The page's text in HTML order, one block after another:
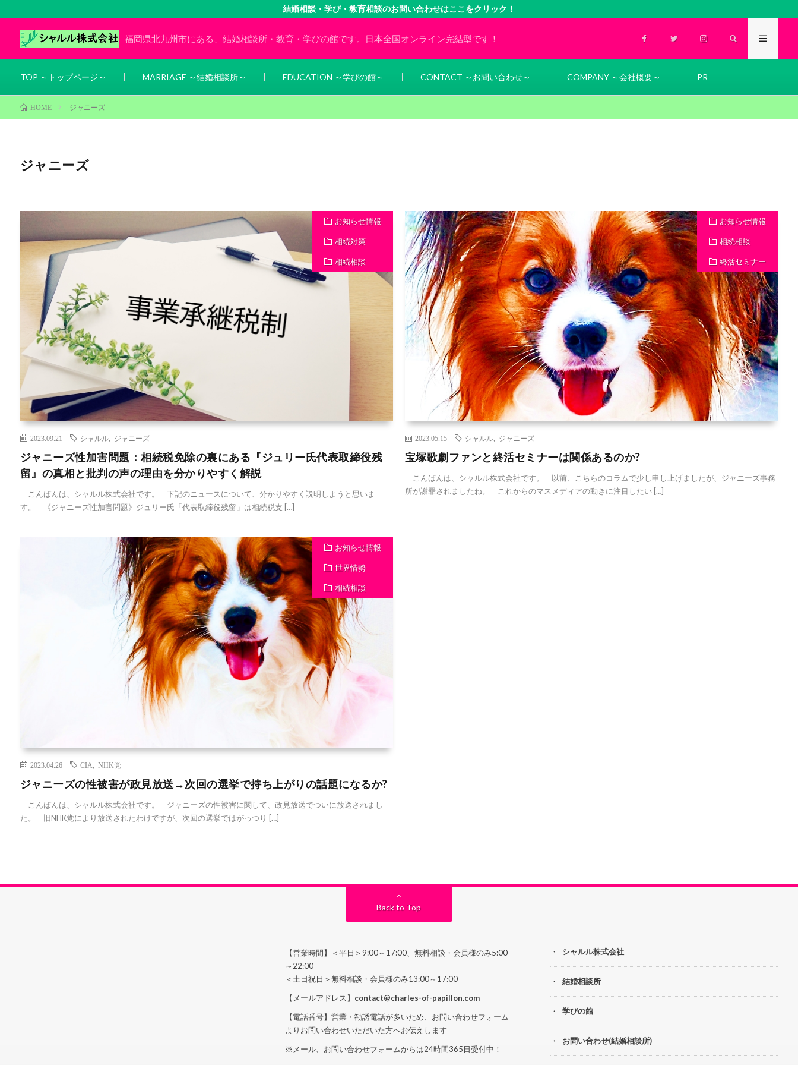
結婚相談・学び・教育相談のお問い合わせはここをクリック！
福岡県北九州市にある、結婚相談所・教育・学びの館です。日本全国オンライン完結型です！
TOP ～トップページ～ MARRIAGE ～結婚相談所～ EDUCATION ～学びの館～ CONTACT ～お問い合わせ～ COMPANY ～会社概要～ PR
HOME ジャニーズ
ジャニーズ
お知らせ情報
相続対策
相続相談
2023.09.21 シャルル, ジャニーズ
ジャニーズ性加害問題：相続税免除の裏にある『ジュリー氏代表取締役残
留』の真相と批判の声の理由を分かりやすく解説
こんばんは、シャルル株式会社です。 下記のニュースについて、分かりやすく説明しようと思いま
す。 《ジャニーズ性加害問題》ジュリー氏「代表取締役残留」は相続税支 […]
お知らせ情報
相続相談
終活セミナー
2023.05.15 シャルル, ジャニーズ
宝塚歌劇ファンと終活セミナーは関係あるのか?
こんばんは、シャルル株式会社です。 以前、こちらのコラムで少し申し上げましたが、ジャニーズ事務
所が謝罪されましたね。 これからのマスメディアの動きに注目したい […]
お知らせ情報
世界情勢
相続相談
2023.04.26 CIA NHK党
ジャニーズの性被害が政見放送→次回の選挙で持ち上がりの話題になるか?
こんばんは、シャルル株式会社です。 ジャニーズの性被害に関して、政見放送でついに放送されまし
た。 旧NHK党により放送されたわけですが、次回の選挙ではがっつり […]
Back to Top
【営業時間】＜平日＞9:00～17:00、無料相談・会員様のみ5:00
～22:00
＜土日祝日＞無料相談・会員様のみ13:00～17:00
【メールアドレス】 contact@charles-of-papillon.com
【電話番号】営業・勧誘電話が多いため、お問い合わせフォーム
よりお問い合わせいただいた方へお伝えします
※メール、お問い合わせフォームからは24時間365日受付中！
シャルル株式会社
結婚相談所
学びの館
お問い合わせ(結婚相談所)